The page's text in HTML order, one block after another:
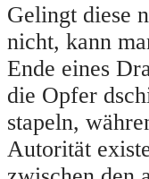
Gelingt diese
nicht, kann
Ende eines
die Opfer
stapeln,
Autorität